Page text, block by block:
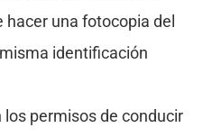
una fotocopia del
identificación
los permisos de conducir